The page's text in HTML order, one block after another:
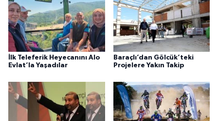
İlk Teleferik Heyecanını Alo
Evlat’la Yaşadılar
Baraçlı’dan Gölcük’teki
Projelere Yakın Takip